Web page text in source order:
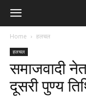
Home हलचल
हलचल
समाजवादी
दूसरी पुण्य